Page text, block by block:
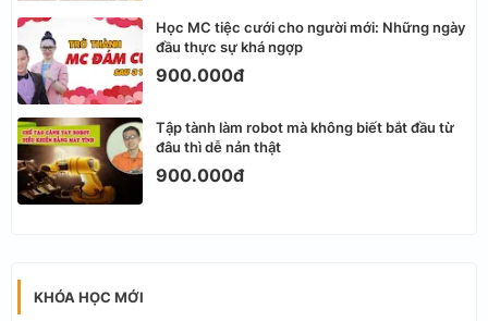
Học MC tiệc cưới cho người mới: Những ngày
đầu thực sự khá ngợp
900.000đ
Tập tành làm robot mà không biết bắt đầu từ
đâu thì dễ nản thật
900.000đ
KHÓA HỌC MỚI